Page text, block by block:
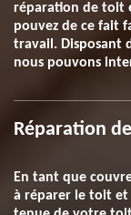
réparation de toit
pouvez de ce fait
travail. Disposant
nous pouvons
Réparation
En tant que
à réparer le toit